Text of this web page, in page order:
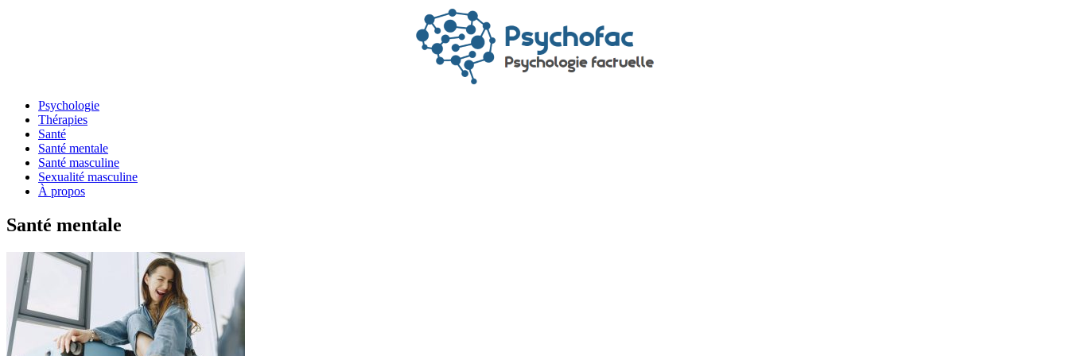
Psychologie
Thérapies
Santé
Santé mentale
Santé masculine
Sexualité masculine
À propos
Santé mentale